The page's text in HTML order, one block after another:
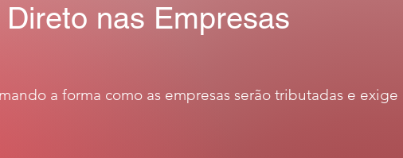
nas Empresas
a forma como as empresas serão tributadas e exige